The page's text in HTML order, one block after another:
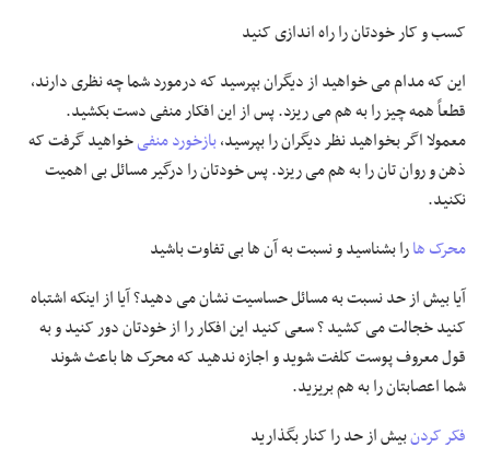
کسب و کار خودتان را راه اندازی کنید
این که مدام می خواهید از دیگران بپرسید که درمورد شما چه نظری دارند،
قطعاً همه چیز را به هم می ریزد. پس از این افکار منفی دست بکشید.
معمولا اگر بخواهید نظر دیگران را بپرسید،بازخورد منفیخواهید گرفت که
ذهن و روان تان را به هم می ریزد. پس خودتان را درگیر مسائل بی اهمیت
نکنید.
محرک هارا بشناسید و نسبت به آن ها بی تفاوت باشید
آیا بیش از حد نسبت به مسائل حساسیت نشان می دهید؟ آیا از اینکه اشتباه
کنید خجالت می کشید ؟ سعی کنید این افکار را از خودتان دور کنید و به
قول معروف پوست کلفت شوید و اجازه ندهید که محرک ها باعث شوند
شما اعصابتان را به هم بریزید.
فکر کردنبیش از حد را کنار بگذارید